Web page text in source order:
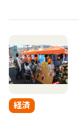
経済